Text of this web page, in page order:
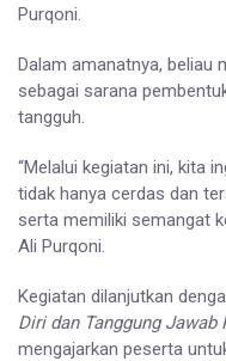
Purqoni.
Dalam amanatnya, beliau
sebagai sarana
tangguh.
“Melalui kegiatan ini, kita
tidak hanya cerdas dan
serta memiliki semangat
Ali Purqoni.
Kegiatan dilanjutkan
Diri dan Tanggung Jawab
mengajarkan peserta